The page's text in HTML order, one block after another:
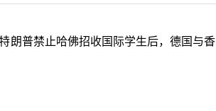
朗普禁止哈佛招收国际学生后，德国与香